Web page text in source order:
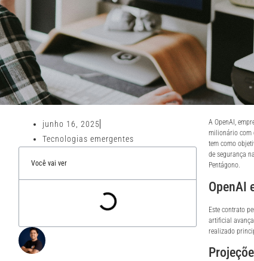
junho 16, 2025
Tecnologias emergentes
Você vai ver
A OpenAI,
milionário com
tem como
de segurança
Pentágono.
OpenAI
Este contrato
artificial
realizado